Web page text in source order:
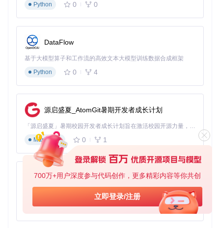
700万+用户深度参与代码创作，更多精彩内容等你共创
立即登录/注册
义到粗粒度标记层同样采用因果注意力，而粗粒度到细粒度标
制在音频生成各阶段的适用性提供了对比基础。
研究局限性在于，Bark模型的黑箱特性使得中间语义表示的可
解释性较差。当生成质量不佳时，难以定位是哪一层出现问
题，这限制了针对性改进的可能性。此外，模型对输入文本的
长度限制（约13秒音频）也制约了其在长文本语音生成研究中
的应用。
三、实践路径：研究环境配置与资源适配策略
3.1 研究环境配置决策树
硬件资源评估 ：
高端GPU环境（>16GB VRAM）：完整模型体验，适合模
型架构研究和性能优化实验
中端GPU环境（8-16GB VRAM）：启用小型模型模式，适
合算法改进和参数调优研究
Python
0 0
DataFlow
基于大模型算子和工作流的高效文本大模型训练数据合成框架
Python
0 4
源启盛夏_AtomGit暑期开发者成长计划
「源启盛夏」暑期校园开发者成长计划旨在激活校园开源力量，通过积分激励、认证扶持、资源倾斜等形式，引导高校组织和开发者完成「入驻 — 建项目 — 做贡献 — 获认证 — 得资源」的完整闭环。无论你是想带领社团入驻平台的组织者，还是希望用代码贡献证明自己的开发者，都能在这里找到属于你的成长路径。
Markdown
0 1
py-xiaozhi
基于Python的Xiaozhi AI，适用于想要完整Xiaozhi体验而无需拥有专用硬件的用户。
Python
0 1